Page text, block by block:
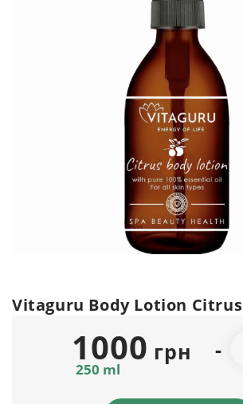
Vitaguru Body Lotion Citrus
1000 грн
250 ml
-